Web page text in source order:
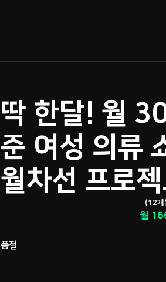
딱 한달! 월
준 여성 의류
월차선 프로
(12개
월
품절